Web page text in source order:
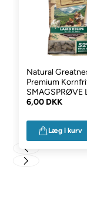
kundeservice.
Natural
Premium
SMAGSPRØVE
100g
6,00 DKK
Læg i kurv